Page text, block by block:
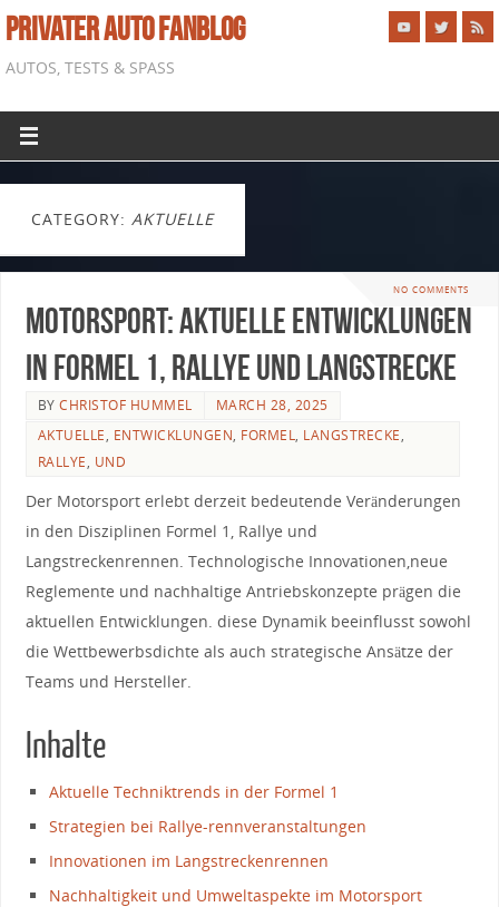
PRIVATER AUTO FANBLOG
AUTOS, TESTS & SPASS
CATEGORY: AKTUELLE
NO COMMENTS
Motorsport: Aktuelle Entwicklungen
in Formel 1, Rallye und Langstrecke
BYCHRISTOF HUMMEL
MARCH 28, 2025
AKTUELLE, ENTWICKLUNGEN, FORMEL, LANGSTRECKE,
RALLYE, UND
Der Motorsport erlebt ⁢derzeit bedeutende Veränderungen
in⁢ den Disziplinen Formel⁢ 1, Rallye und⁣
Langstreckenrennen. ⁣Technologische Innovationen,neue⁣
Reglemente und nachhaltige Antriebskonzepte prägen⁣ die‌
aktuellen Entwicklungen. diese Dynamik beeinflusst⁢ sowohl
die Wettbewerbsdichte als auch strategische Ansätze​ der
Teams⁤ und Hersteller.
Inhalte
Aktuelle Techniktrends in der Formel 1
Strategien bei ⁤Rallye-rennveranstaltungen
Innovationen‌ im Langstreckenrennen
Nachhaltigkeit ​und Umweltaspekte ⁣im ‍Motorsport